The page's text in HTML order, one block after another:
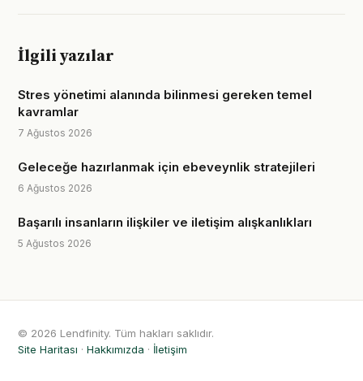
İlgili yazılar
Stres yönetimi alanında bilinmesi gereken temel
kavramlar
7 Ağustos 2026
Geleceğe hazırlanmak için ebeveynlik stratejileri
6 Ağustos 2026
Başarılı insanların ilişkiler ve iletişim alışkanlıkları
5 Ağustos 2026
© 2026 Lendfinity. Tüm hakları saklıdır.
Site Haritası · Hakkımızda · İletişim